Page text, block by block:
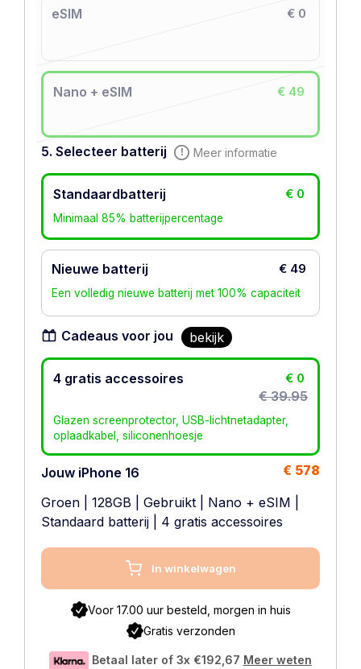
eSIM € 0
Nano + eSIM € 49
5. Selecteer batterij Meer informatie
Standaardbatterij € 0
Minimaal 85% batterijpercentage
Nieuwe batterij € 49
Een volledig nieuwe batterij met 100% capaciteit
Cadeaus voor jou bekijk
4 gratis accessoires € 0
€ 39.95
Glazen screenprotector, USB-lichtnetadapter,
oplaadkabel, siliconenhoesje
Jouw iPhone 16
€ 578
Groen
128GB Gebruikt Nano + eSIM
Standaard batterij | 4 gratis accessoires
In winkelwagen
Voor 17.00 uur besteld, morgen in huis
Gratis verzonden
Betaal later of 3x €192,67 Meer weten